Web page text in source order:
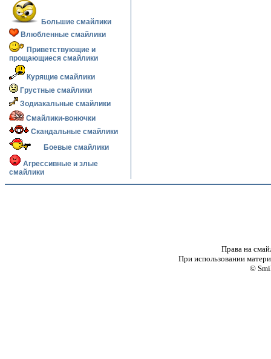
Большие смайлики
Влюбленные смайлики
Приветствующие и
прощающиеся смайлики
Курящие смайлики
Грустные смайлики
Зодиакальные смайлики
Смайлики-вонючки
Скандальные смайлики
Боевые смайлики
Агрессивные и злые
смайлики
Права на
При использовании
©